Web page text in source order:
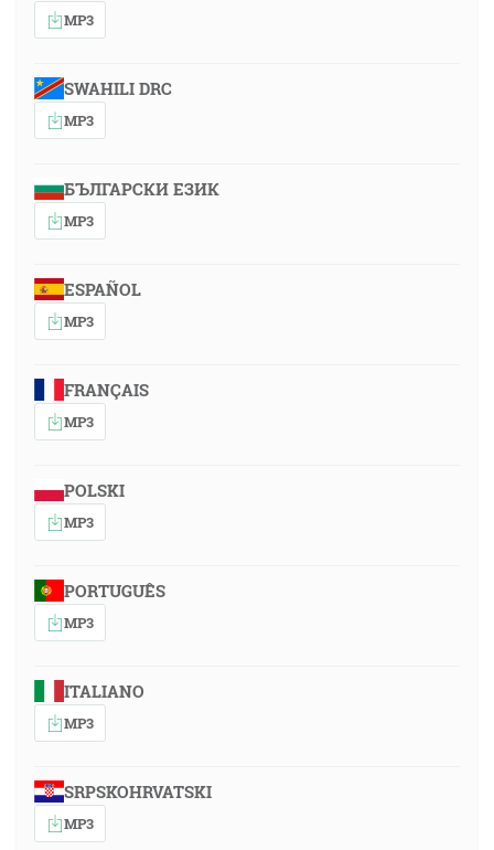
MP3
SWAHILI DRC
MP3
БЪЛГАРСКИ ЕЗИК
MP3
ESPAÑOL
MP3
FRANÇAIS
MP3
POLSKI
MP3
PORTUGUÊS
MP3
ITALIANO
MP3
SRPSKOHRVATSKI
MP3